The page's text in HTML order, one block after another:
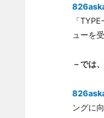
「
ューを
－では
ングに